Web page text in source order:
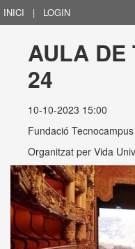
INICI | LOGIN
AULA DE
24
10-10-2023 15:00
Fundació Tecnocampus
Organitzat per Vida